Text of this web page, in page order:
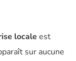
locale est
sur aucune